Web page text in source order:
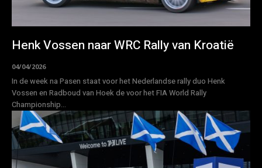
Henk Vossen naar WRC Rally van Kroatië
04/04/2026
In de week na Pasen staat voor het Nederlandse rally duo Henk
Vossen en Radboud van Hoek de voor het FIA World Rally
Championship...